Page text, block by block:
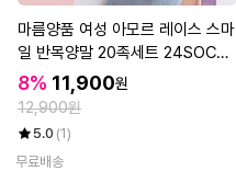
마름양품 여성 아모르 레이스 스마
일 반목양말 20족세트 24SOCKS
_AMOR
8% 11,900원
12,900원
5.0 (1)
무료배송